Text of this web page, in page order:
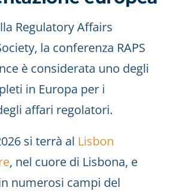
Regulatory Affairs
la conferenza RAPS
è considerata uno degli
in Europa per i
affari regolatori.
si terrà al Lisbon
, nel cuore di Lisbona, e
numerosi campi del